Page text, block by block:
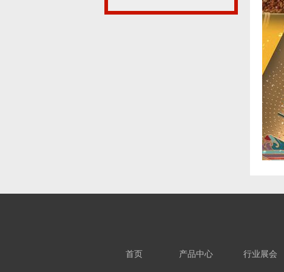
首页 产品中心 行业展会